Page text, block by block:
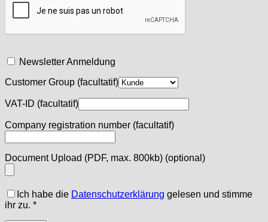
Newsletter Anmeldung
Customer Group (facultatif)
VAT-ID (facultatif)
Company registration number (facultatif)
Document Upload (PDF, max. 800kb) (optional)
Ich habe die Datenschutzerklärung gelesen und stimme
ihr zu. *